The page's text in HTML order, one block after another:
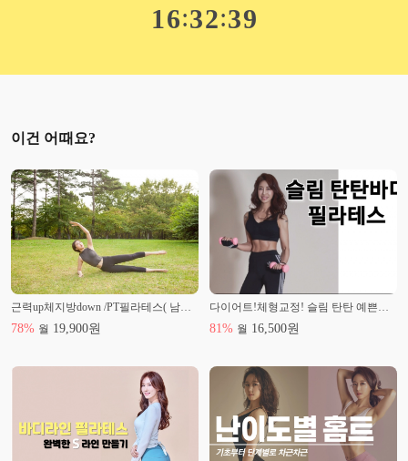
16:32:38
이건 어때요?
근력up체지방down /PT필라테스( 남성분도 강추 )
78% 월 19,900원
다이어트!체형교정! 슬림 탄탄 예쁜바디 만들기 필라테스
81% 월 16,500원